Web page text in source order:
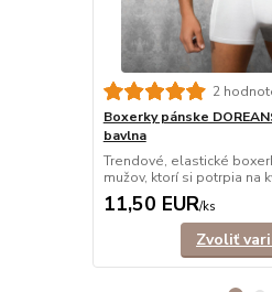
2
Boxerky pánske
bavlna
Trendové, elastické
mužov, ktorí si potrpia na
11,50 EUR/ks
Zvoliť